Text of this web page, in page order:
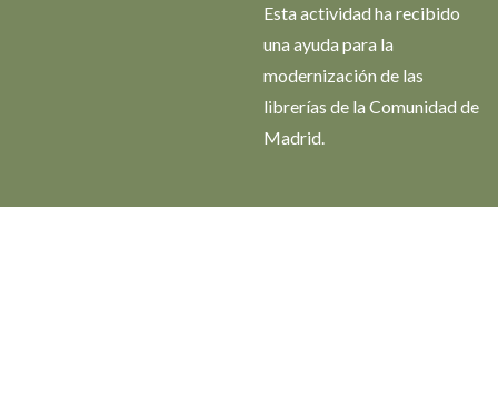
Esta actividad ha recibido
una ayuda para la
modernización de las
librerías de la Comunidad de
Madrid.